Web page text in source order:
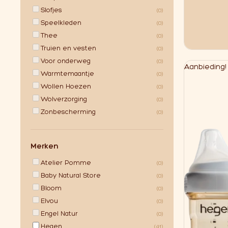
Slofjes (0)
Speelkleden (0)
Thee (0)
Truien en vesten (0)
Voor onderweg (0)
Warmtemaantje (0)
Wollen Hoezen (0)
Wolverzorging (0)
Zonbescherming (0)
Merken
Atelier Pomme (0)
Baby Natural Store (0)
Bloom (0)
Elvou (0)
Engel Natur (0)
Hegen (41)
Aanbieding!